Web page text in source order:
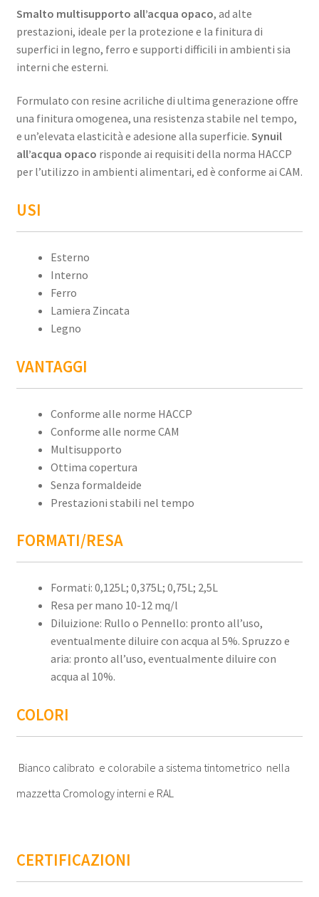
Smalto multisupporto all’acqua opaco, ad alte
prestazioni, ideale per la protezione e la finitura di
superfici in legno, ferro e supporti difficili in ambienti sia
interni che esterni.
Formulato con resine acriliche di ultima generazione offre
una finitura omogenea, una resistenza stabile nel tempo,
e un’elevata elasticità e adesione alla superficie. Synuil
all’acqua opaco risponde ai requisiti della norma HACCP
per l’utilizzo in ambienti alimentari, ed è conforme ai CAM.
USI
Esterno
Interno
Ferro
Lamiera Zincata
Legno
VANTAGGI
Conforme alle norme HACCP
Conforme alle norme CAM
Multisupporto
Ottima copertura
Senza formaldeide
Prestazioni stabili nel tempo
FORMATI/RESA
Formati: 0,125L; 0,375L; 0,75L; 2,5L
Resa per mano 10-12 mq/l
Diluizione: Rullo o Pennello: pronto all’uso,
eventualmente diluire con acqua al 5%. Spruzzo e
aria: pronto all’uso, eventualmente diluire con
acqua al 10%.
COLORI
Bianco calibrato e colorabile a sistema tintometrico nella
mazzetta Cromology interni e RAL
CERTIFICAZIONI